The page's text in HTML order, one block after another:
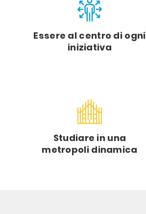
Essere al centro di ogni
iniziativa
Studiare in una
metropoli dinamica